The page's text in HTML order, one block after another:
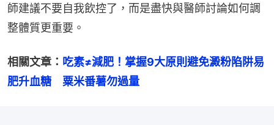
師建議不要自我飲控了，而是盡快與醫師討論如何調
整體質更重要。
相關文章： 吃素≠減肥！掌握9大原則避免澱粉陷阱易
肥升血糖　粟米番薯勿過量